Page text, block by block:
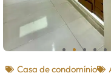
Casa de condomínio